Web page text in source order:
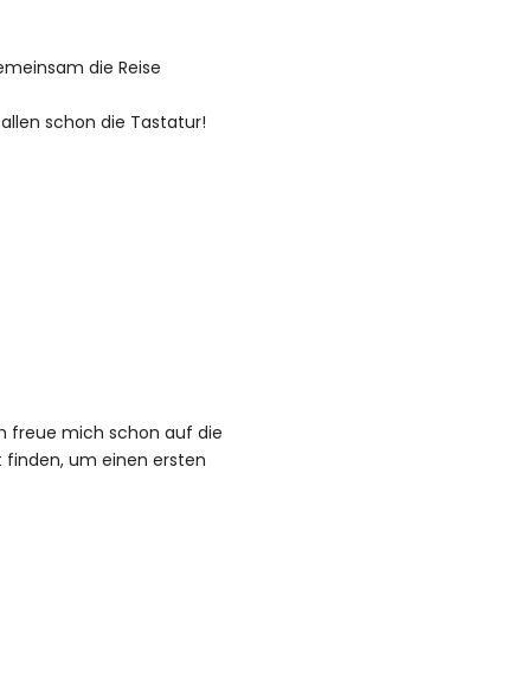
die Reise
schon die Tastatur!
freue mich schon auf die
finden, um einen ersten